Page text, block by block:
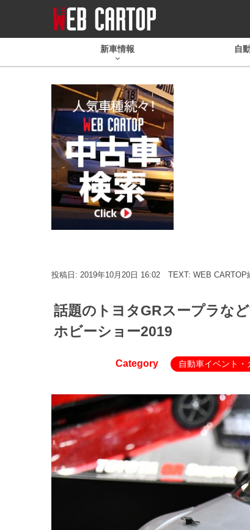
新車情報 自
投稿日: 2019年10月20日 16:02 TEXT: WEB CARTOP
話題のトヨタGRスープラな
ホビーショー2019
Category 自動車イベント・